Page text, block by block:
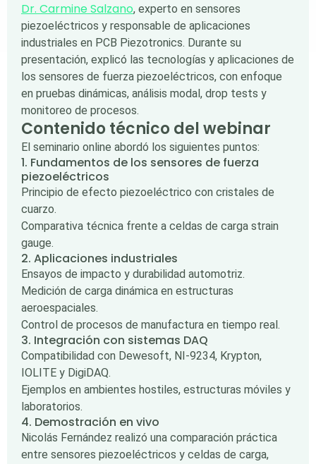
Dr. Carmine Salzano, experto en sensores
piezoeléctricos y responsable de aplicaciones
industriales en PCB Piezotronics. Durante su
presentación, explicó las tecnologías y aplicaciones de
los sensores de fuerza piezoeléctricos, con enfoque
en pruebas dinámicas, análisis modal, drop tests y
monitoreo de procesos.
Contenido técnico del webinar
El seminario online abordó los siguientes puntos:
1. Fundamentos de los sensores de fuerza
piezoeléctricos
Principio de efecto piezoeléctrico con cristales de
cuarzo.
Comparativa técnica frente a celdas de carga strain
gauge.
2. Aplicaciones industriales
Ensayos de impacto y durabilidad automotriz.
Medición de carga dinámica en estructuras
aeroespaciales.
Control de procesos de manufactura en tiempo real.
3. Integración con sistemas DAQ
Compatibilidad con Dewesoft, NI-9234, Krypton,
IOLITE y DigiDAQ.
Ejemplos en ambientes hostiles, estructuras móviles y
laboratorios.
4. Demostración en vivo
Nicolás Fernández realizó una comparación práctica
entre sensores piezoeléctricos y celdas de carga,